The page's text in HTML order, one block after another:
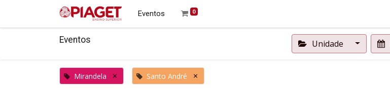
Eventos 0
Eventos Unidade
Mirandela × Santo André ×